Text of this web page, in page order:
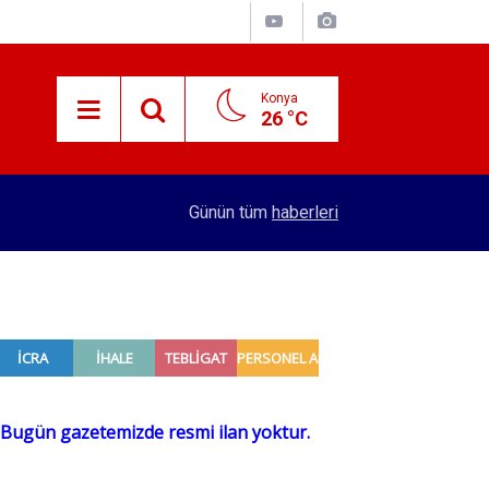
Konya
26 °C
Konyalı patron 70 bin TL maaşla personel
Günün tüm haberleri